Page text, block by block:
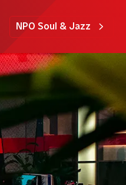
NPO Soul & Jazz